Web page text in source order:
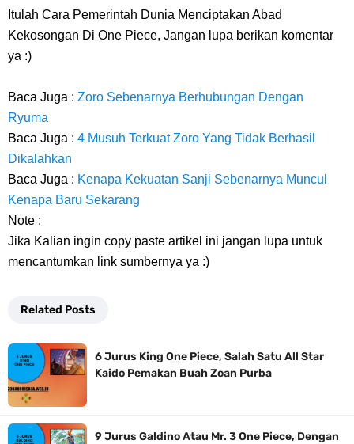
Itulah Cara Pemerintah Dunia Menciptakan Abad
Kekosongan Di One Piece, Jangan lupa berikan komentar
ya :)
Baca Juga : Zoro Sebenarnya Berhubungan Dengan
Ryuma
Baca Juga : 4 Musuh Terkuat Zoro Yang Tidak Berhasil
Dikalahkan
Baca Juga : Kenapa Kekuatan Sanji Sebenarnya Muncul
Kenapa Baru Sekarang
Note :
Jika Kalian ingin copy paste artikel ini jangan lupa untuk
mencantumkan link sumbernya ya :)
Related Posts
6 Jurus King One Piece, Salah Satu All Star
Kaido Pemakan Buah Zoan Purba
9 Jurus Galdino Atau Mr. 3 One Piece, Dengan